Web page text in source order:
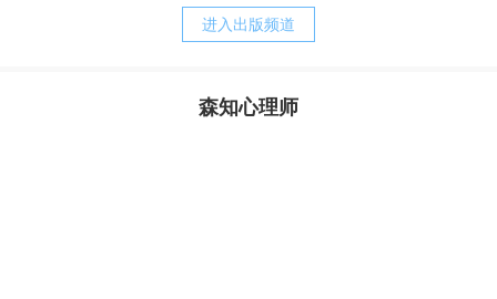
胆小、退缩、敏感、焦虑、刻板、追求完美等等人格的特
质，却又是父母赖以责备孩子、苛求孩子的理由。而当孩子
了与真实自我的持久的矛盾，陷入“自我战争”的深渊，并与
迫只是他痛苦的表象，而他病态的执念才是他痛苦的根源。
其实，从我们生命最初往往最为真实与自然，但后来由于
进入出版频道
森知心理师